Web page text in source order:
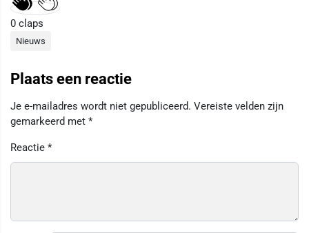
0 claps
Nieuws
Plaats een reactie
Je e-mailadres wordt niet gepubliceerd. Vereiste velden zijn
gemarkeerd met *
Reactie *